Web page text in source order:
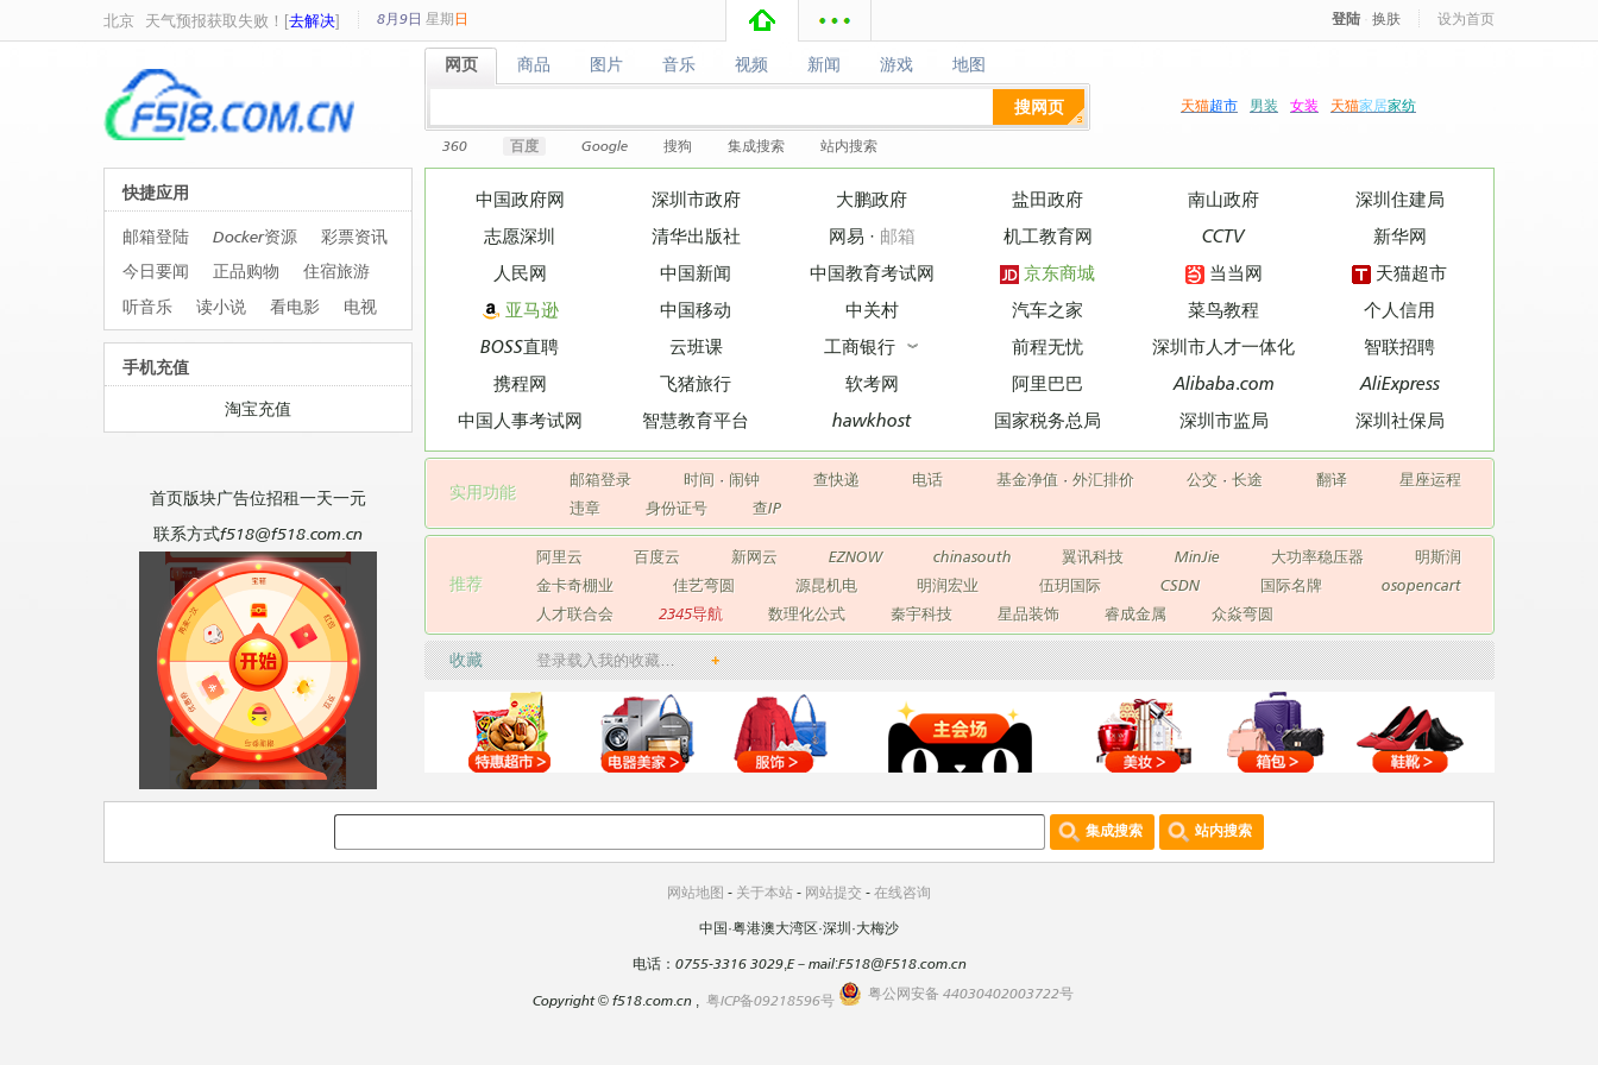
北京 天气预报获取失败！[去解决] 8月9日 星期 日 登陆 换肤 设为首页
网页
网页 商品
商品 图片
图片 音乐
音乐 视频
视频 新闻
新闻 游戏
游戏 地图
地图
搜网页
360 百度 Google 搜狗 集成搜索 站内搜索
天猫超市 男装 女装 天猫家居家纺
中国政府网 深圳市政府 大鹏政府 盐田政府 南山政府
深圳住建局
志愿深圳
清华出版社 网易 · 邮箱 机工教育网 CCTV
新华网
人民网
中国新闻 中国教育考试网 京东商城 当当网
天猫超市
亚马逊
中国移动 中关村 汽车之家 菜鸟教程
个人信用
BOSS直聘
云班课 工商银行 ︾ 前程无忧 深圳市人才一体化
智联招聘
携程网
飞猪旅行 软考网 阿里巴巴 Alibaba.com
AliExpress
中国人事考试网
智慧教育平台 hawkhost 国家税务总局 深圳市监局 深圳社保局
实用功能
邮箱登录 时间 · 闹钟 查快递 电话 基金净值· 外汇排价 公交 ·长途 翻译
星座运程
违章
身份证号 查IP
推荐
阿里云 百度云 新网云 EZNOW chinasouth 翼讯科技 MinJie 大功率稳压器
明斯润
金卡奇棚业
佳艺弯圆 源昆机电 明润宏业 伍玥国际 CSDN 国际名牌
osopencart
人才联合会
2345导航 数理化公式 秦宇科技 星品装饰 睿成金属 众焱弯圆
收藏 登录载入我的收藏… +
快捷应用
邮箱登陆 Docker资源
彩票资讯
今日要闻
正品购物
住宿旅游
听音乐
读小说 看电影 电视
手机充值
淘宝充值
首页版块广告位招租一天一元
联系方式f518@f518.com.cn
集成搜索 站内搜索
网站地图 - 关于本站 - 网站提交 - 在线咨询
中国·粤港澳大湾区·深圳·大梅沙
电话：0755-3316 3029,E－mail:F518@F518.com.cn
Copyright©f518.com.cn , 粤ICP备09218596号 粤公网安备 44030402003722号